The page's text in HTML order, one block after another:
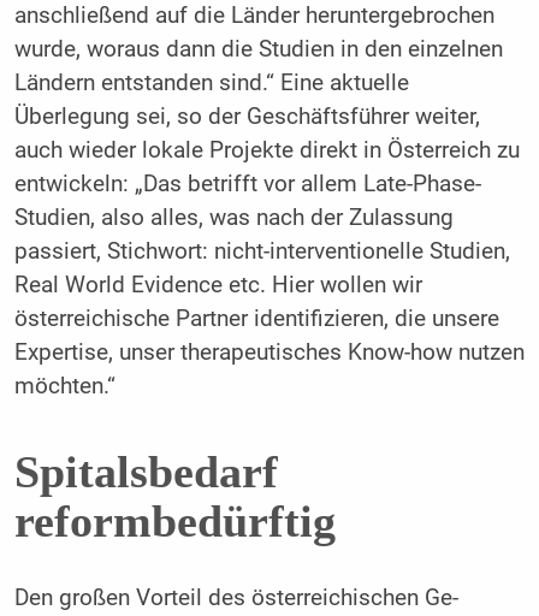
anschließend auf die Länder heruntergebrochen
wurde, woraus dann die Studien in den einzelnen
Ländern entstanden sind.“ Eine aktuelle
Überlegung sei, so der Geschäftsführer weiter,
auch wie­der lokale Projekte direkt in Österreich zu
entwickeln: „Das betrifft vor allem Late-Pha­se-
Studien, also alles, was nach der Zulas­sung
passiert, Stichwort: nicht-interventio­nelle Studien,
Real World Evidence etc. Hier wollen wir
österreichische Partner identifizie­ren, die unsere
Expertise, unser therapeuti­sches Know-how nutzen
möchten.“
Spitalsbedarf
reformbedürftig
Den großen Vorteil des österreichischen Ge­